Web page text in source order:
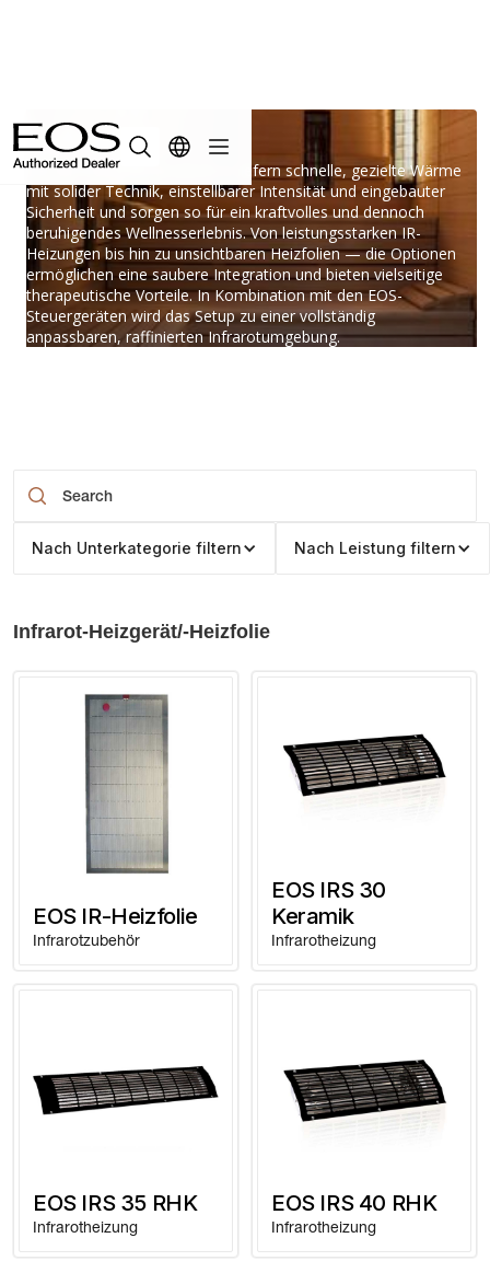
Infrarot
Die Infrarotsysteme von EOS liefern schnelle, gezielte Wärme
mit solider Technik, einstellbarer Intensität und eingebauter
Sicherheit und sorgen so für ein kraftvolles und dennoch
beruhigendes Wellnesserlebnis. Von leistungsstarken IR-
Heizungen bis hin zu unsichtbaren Heizfolien — die Optionen
ermöglichen eine saubere Integration und bieten vielseitige
therapeutische Vorteile. In Kombination mit den EOS-
Steuergeräten wird das Setup zu einer vollständig
anpassbaren, raffinierten Infrarotumgebung.
Nach Unterkategorie filtern Nach Leistung filtern
Infrarot-Heizgerät/-Heizfolie
EOS IR-Heizfolie
Infrarotzubehör
EOS IRS 30
Keramik
Infrarotheizung
EOS IRS 35 RHK
Infrarotheizung
EOS IRS 40 RHK
Infrarotheizung